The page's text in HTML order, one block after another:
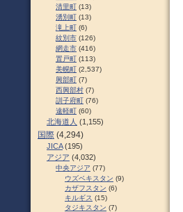
清里町 (13)
湧別町 (13)
滝上町 (6)
紋別市 (126)
網走市 (416)
置戸町 (113)
美幌町 (2,537)
興部町 (7)
西興部村 (7)
訓子府町 (76)
遠軽町 (60)
北海道人 (1,155)
国際 (4,294)
JICA(195)
アジア (4,032)
中央アジア (77)
ウズベキスタン (9)
カザフスタン (6)
キルギス (15)
タジキスタン (7)